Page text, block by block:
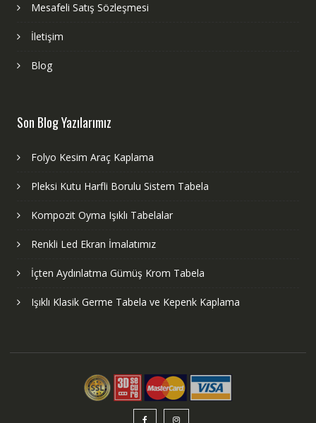
Mesafeli Satış Sözleşmesi
İletişim
Blog
Son Blog Yazılarımız
Folyo Kesim Araç Kaplama
Pleksi Kutu Harfli Borulu Sistem Tabela
Kompozit Oyma Işıklı Tabelalar
Renkli Led Ekran İmalatımız
İçten Aydınlatma Gümüş Krom Tabela
Işıklı Klasik Germe Tabela ve Kepenk Kaplama